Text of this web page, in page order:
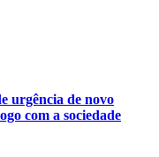
urgência de novo
com a sociedade